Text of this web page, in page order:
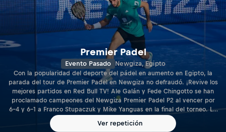
Premier Padel
Evento Pasado Newgiza, Egipto
Con la popularidad del deporte del pádel en aumento en Egipto, la
parada del tour de Premier Padel en Newgiza no defraudó. ¡Revive los
mejores partidos en Red Bull TV! Ale Galán y Fede Chingotto se han
proclamado campeones del Newgiza Premier Padel P2 al vencer por
6-4 y 6-1 a Franco Stupaczuk y Mike Yanguas en la final del torneo. Los
número dos revalidan su título en Egipto, sumando ya tres títulos esta
temporada, y convirtiéndose así en la pareja a batir este año,
Ver repetición